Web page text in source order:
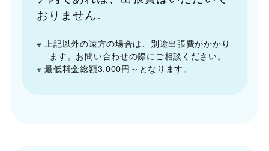
おりません。
※ 上記以外の遠方の場合は、別途出張費がかかり
ます。お問い合わせの際にご相談ください。
※ 最低料金総額3,000円～となります。